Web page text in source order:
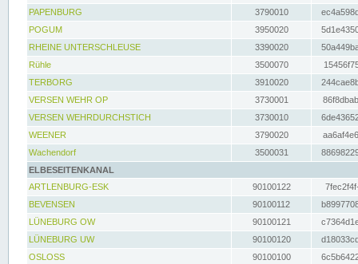
PAPENBURG
3790010
POGUM
3950020
RHEINE UNTERSCHLEUSE
3390020
Rühle
3500070
TERBORG
3910020
VERSEN WEHR OP
3730001
VERSEN WEHRDURCHSTICH
3730010
WEENER
3790020
Wachendorf
3500031
ELBESEITENKANAL
ARTLENBURG-ESK
90100122
BEVENSEN
90100112
LÜNEBURG OW
90100121
LÜNEBURG UW
90100120
OSLOSS
90100100